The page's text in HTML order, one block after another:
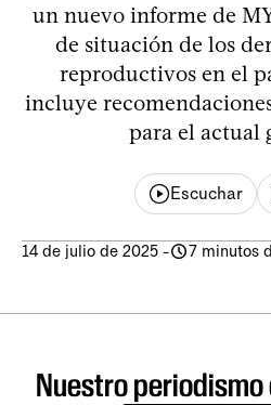
un nuevo informe de
de situación de los
reproductivos en el
incluye
para el actual
Escuchar
14 de julio de 2025 - 7 minutos
Nuestro